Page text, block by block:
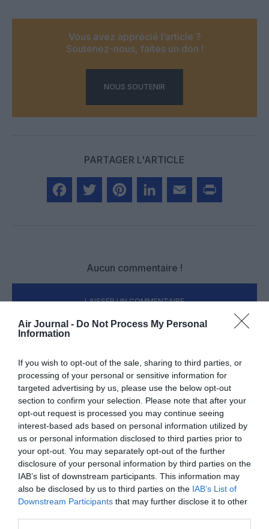
Air Journal - Do Not Process My Personal
Information
If you wish to opt-out of the sale, sharing to third parties, or
processing of your personal or sensitive information for
targeted advertising by us, please use the below opt-out
section to confirm your selection. Please note that after your
opt-out request is processed you may continue seeing
interest-based ads based on personal information utilized by
us or personal information disclosed to third parties prior to
your opt-out. You may separately opt-out of the further
disclosure of your personal information by third parties on the
IAB’s list of downstream participants. This information may
also be disclosed by us to third parties on the IAB’s List of
Downstream Participants that may further disclose it to other
Vous avez apprécié l’article ?
Soutenez-nous, faites un don !
NOUS SOUTENIR
PARTAGER L'ARTICLE
Aucun commentaire !
LAISSER UN COMMENTAIRE
Appel aux lecteurs !
Soutenez Air Journal participezà son
développement !
NOUS SOUTENIR